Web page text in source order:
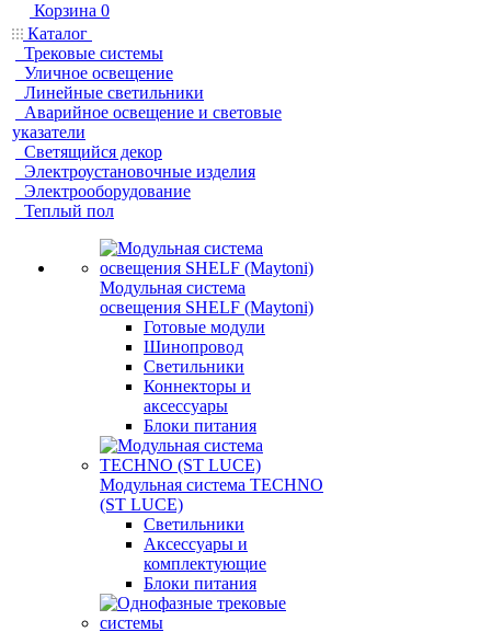
Корзина 0
Каталог
Трековые системы
Уличное освещение
Линейные светильники
Аварийное освещение и световые
указатели
Светящийся декор
Электроустановочные изделия
Электрооборудование
Теплый пол
Модульная система
освещения SHELF (Maytoni)
Готовые модули
Шинопровод
Светильники
Коннекторы и
аксессуары
Блоки питания
Модульная система TECHNO
(ST LUCE)
Светильники
Аксессуары и
комплектующие
Блоки питания